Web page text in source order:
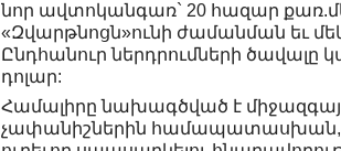
նոր ավտոկանգառ` 20 հազար
«Զվարթնոցն»ունի ժամանման եւ
Ընդհանուր ներդրումների ծավալը
դոլար:
Համալիրը նախագծված է
չափանիշներին համապատասխան,